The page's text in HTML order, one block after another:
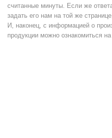
считанные минуты. Если же
задать его нам на той же
И, наконец, с информацией о
продукции можно ознакомиться